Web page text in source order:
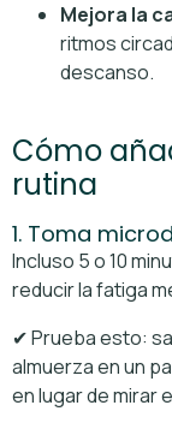
Mejora la
ritmos
descanso.
Cómo
rutina
1. Toma
Incluso 5 o 10
reducir la fatiga
✔ Prueba esto:
almuerza en un
en lugar de mirar